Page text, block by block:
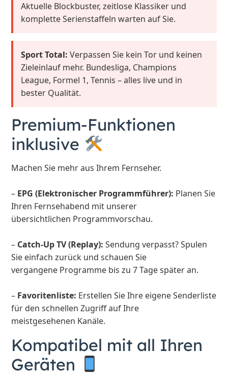
Aktuelle Blockbuster, zeitlose Klassiker und
komplette Serienstaffeln warten auf Sie.
Sport Total: Verpassen Sie kein Tor und keinen
Zieleinlauf mehr. Bundesliga, Champions
League, Formel 1, Tennis – alles live und in
bester Qualität.
Premium-Funktionen
inklusive
Machen Sie mehr aus Ihrem Fernseher.
– EPG (Elektronischer Programmführer): Planen Sie
Ihren Fernsehabend mit unserer
übersichtlichen Programmvorschau.
– Catch-Up TV (Replay): Sendung verpasst? Spulen
Sie einfach zurück und schauen Sie
vergangene Programme bis zu 7 Tage später an.
– Favoritenliste: Erstellen Sie Ihre eigene Senderliste
für den schnellen Zugriff auf Ihre
meistgesehenen Kanäle.
Kompatibel mit all Ihren
Geräten